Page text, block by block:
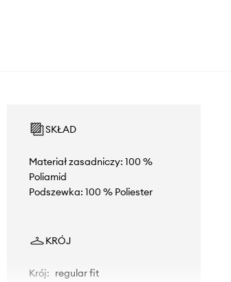
SKŁAD
Materiał zasadniczy: 100 %
Poliamid
Podszewka: 100 % Poliester
KRÓJ
Krój: regular fit